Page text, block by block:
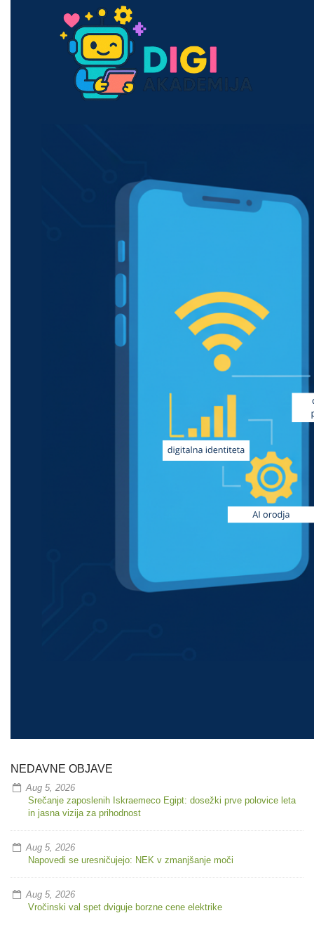
NEDAVNE OBJAVE
Aug 5, 2026
Srečanje zaposlenih Iskraemeco Egipt: dosežki prve polovice leta
in jasna vizija za prihodnost
Aug 5, 2026
Napovedi se uresničujejo: NEK v zmanjšanje moči
Aug 5, 2026
Vročinski val spet dviguje borzne cene elektrike